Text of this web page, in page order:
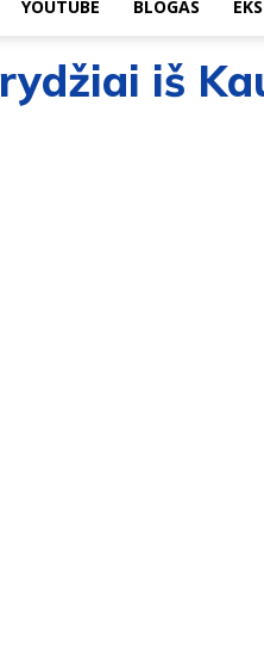
YOUTUBE BLOGAS
iš